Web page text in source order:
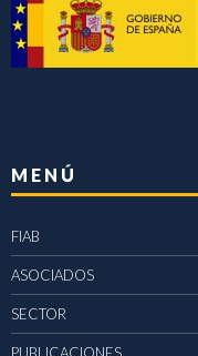
MENÚ
FIAB
ASOCIADOS
SECTOR
PUBLICACIONES